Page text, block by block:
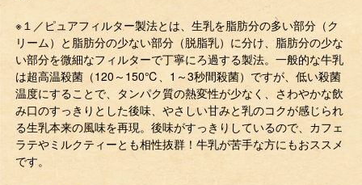
※１／ピュアフィルター製法とは、生乳を脂肪分の多い部分（ク
リーム）と脂肪分の少ない部分（脱脂乳）に分け、脂肪分の少な
い部分を微細なフィルターで丁寧にろ過する製法。一般的な牛乳
は超高温殺菌（120～150℃、1～3秒間殺菌）ですが、低い殺菌
温度にすることで、タンパク質の熱変性が少なく、さわやかな飲
み口のすっきりとした後味、やさしい甘みと乳のコクが感じられ
る生乳本来の風味を再現。後味がすっきりしているので、カフェ
ラテやミルクティーとも相性抜群！牛乳が苦手な方にもおススメ
です。